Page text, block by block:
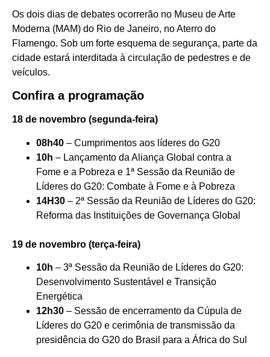
Os dois dias de debates ocorrerão no Museu de Arte
Moderna (MAM) do Rio de Janeiro, no Aterro do
Flamengo. Sob um forte esquema de segurança, parte da
cidade estará interditada à circulação de pedestres e de
veículos.
Confira a programação
18 de novembro (segunda-feira)
08h40 – Cumprimentos aos líderes do G20
10h – Lançamento da Aliança Global contra a
Fome e a Pobreza e 1ª Sessão da Reunião de
Líderes do G20: Combate à Fome e à Pobreza
14H30 – 2ª Sessão da Reunião de Líderes do G20:
Reforma das Instituições de Governança Global
19 de novembro (terça-feira)
10h – 3ª Sessão da Reunião de Líderes do G20:
Desenvolvimento Sustentável e Transição
Energética
12h30 – Sessão de encerramento da Cúpula de
Líderes do G20 e cerimônia de transmissão da
presidência do G20 do Brasil para a África do Sul